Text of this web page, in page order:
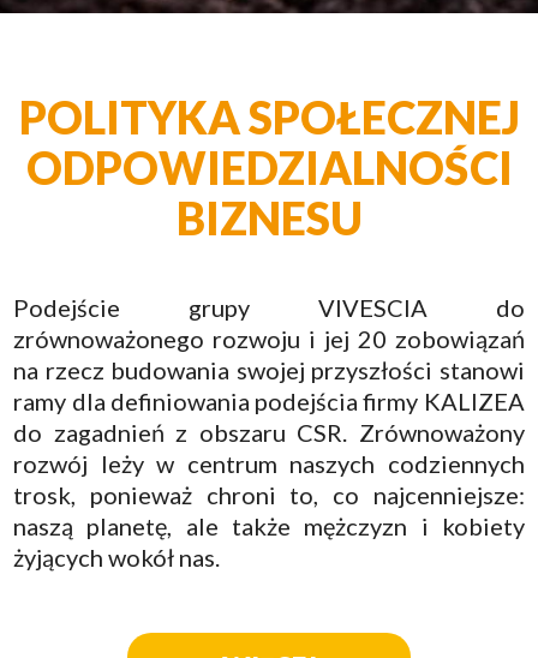
POLITYKA SPOŁECZNEJ
ODPOWIEDZIALNOŚCI
BIZNESU
Podejście grupy VIVESCIA do
zrównoważonego rozwoju i jej 20 zobowiązań
na rzecz budowania swojej przyszłości stanowi
ramy dla definiowania podejścia firmy KALIZEA
do zagadnień z obszaru CSR. Zrównoważony
rozwój leży w centrum naszych codziennych
trosk, ponieważ chroni to, co najcenniejsze:
naszą planetę, ale także mężczyzn i kobiety
żyjących wokół nas.